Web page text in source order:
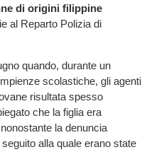
di origini filippine
al Reparto Polizia di
quando, durante un
scolastiche, gli agenti
risultata spesso
che la figlia era
la denuncia
seguito alla quale erano state